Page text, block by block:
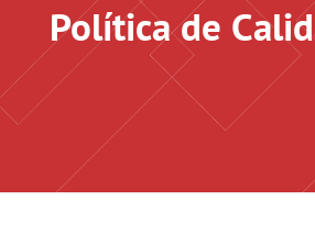
Política de